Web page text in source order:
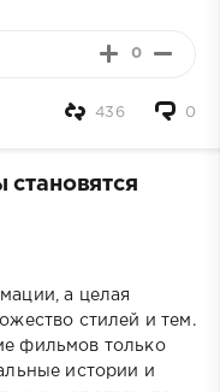
0
0
436
а целая
стилей и тем.
фильмов только
истории и